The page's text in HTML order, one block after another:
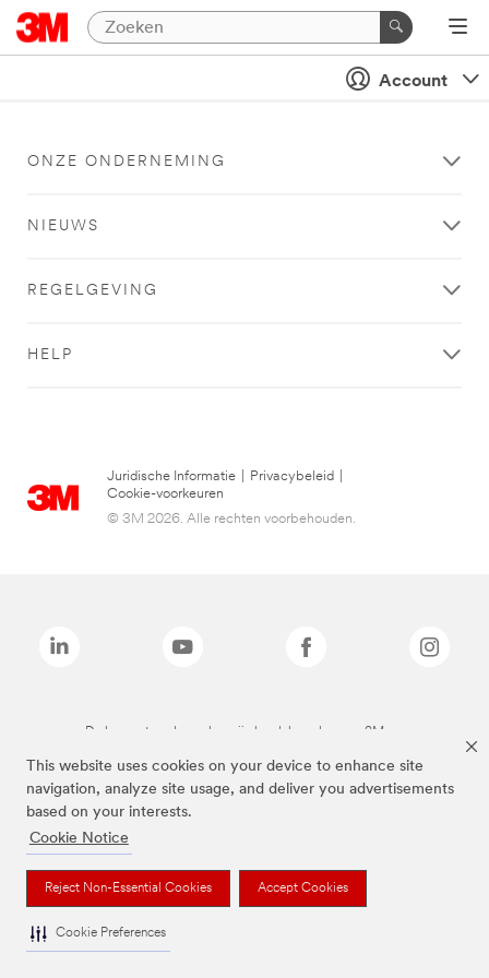
This website uses cookies on your device to enhance site
navigation, analyze site usage, and deliver you advertisements
based on your interests.
Cookie Notice
Reject Non-Essential Cookies Accept Cookies
Cookie Preferences
Account
ONZE ONDERNEMING
NIEUWS
REGELGEVING
HELP
Juridische Informatie Privacybeleid
Cookie-voorkeuren
© 3M 2026. Alle rechten voorbehouden.
De bovenstaande merken zijn handelsmerken van 3M.we